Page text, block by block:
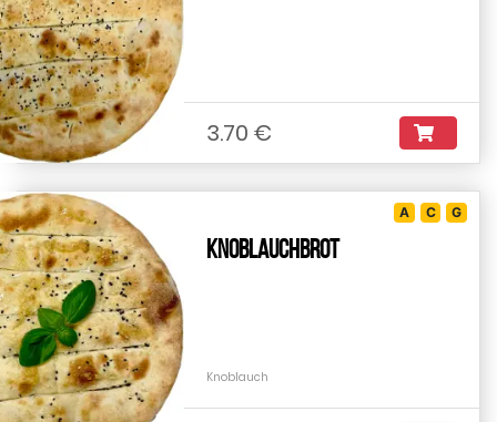
3.70 €
Knoblauchbrot
A C G
Knoblauch